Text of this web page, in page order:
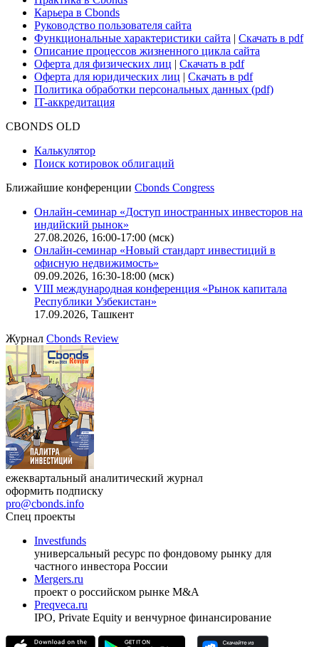
Карьера в Cbonds
Руководство пользователя сайта
Функциональные характеристики сайта | Скачать в pdf
Описание процессов жизненного цикла сайта
Оферта для физических лиц | Скачать в pdf
Оферта для юридических лиц | Скачать в pdf
Политика обработки персональных данных (pdf)
IT-аккредитация
CBONDS OLD
Калькулятор
Поиск котировок облигаций
Ближайшие конференции Cbonds Congress
Онлайн-семинар «Доступ иностранных инвесторов на
индийский рынок»
27.08.2026, 16:00-17:00 (мск)
Онлайн-семинар «Новый стандарт инвестиций в
офисную недвижимость»
09.09.2026, 16:30-18:00 (мск)
VIII международная конференция «Рынок капитала
Республики Узбекистан»
17.09.2026, Ташкент
Журнал Cbonds Review
ежеквартальный аналитический журнал
оформить подписку
pro@cbonds.info
Спец проекты
Investfunds
универсальный ресурс по фондовому рынку для
частного инвестора России
Mergers.ru
проект о российском рынке M&A
Preqveca.ru
IPO, Private Equity и венчурное финансирование